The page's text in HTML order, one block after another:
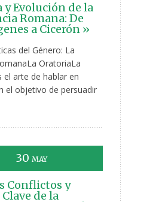
Evolución de la
Romana: De
a Cicerón »
del Género: La
OratoriaLa
el arte de hablar en
el objetivo de persuadir
30 MAY
Conflictos y
de la